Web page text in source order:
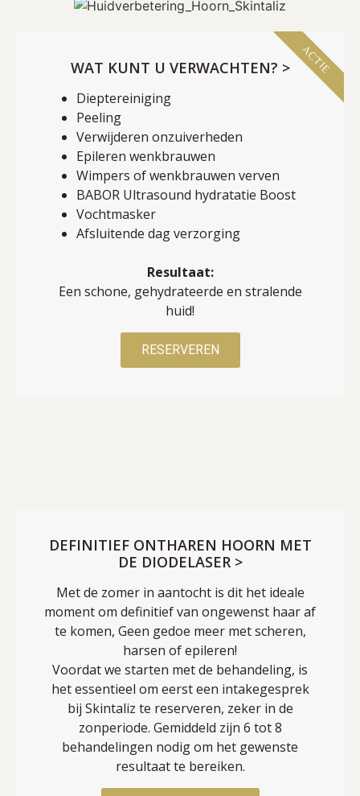
WAT KUNT U VERWACHTEN? >
Dieptereiniging
Peeling
Verwijderen onzuiverheden
Epileren wenkbrauwen
Wimpers of wenkbrauwen verven
BABOR Ultrasound hydratatie Boost
Vochtmasker
Afsluitende dag verzorging
Resultaat:
Een schone, gehydrateerde en stralende
huid!
RESERVEREN
ACTIE
DEFINITIEF ONTHAREN HOORN MET
DE DIODELASER >
Met de zomer in aantocht is dit het ideale
moment om definitief van ongewenst haar af
te komen, Geen gedoe meer met scheren,
harsen of epileren!
Voordat we starten met de behandeling, is
het essentieel om eerst een intakegesprek
bij Skintaliz te reserveren, zeker in de
zonperiode. Gemiddeld zijn 6 tot 8
behandelingen nodig om het gewenste
resultaat te bereiken.